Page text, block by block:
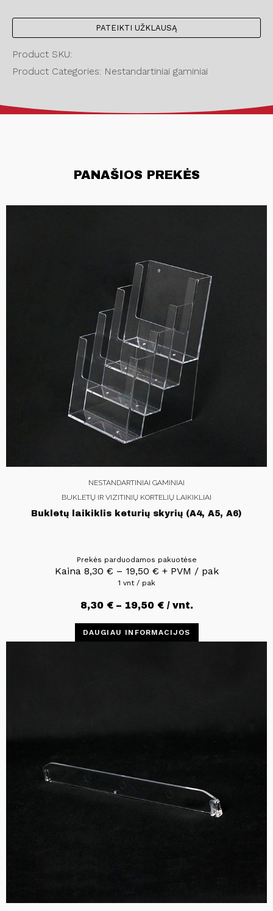
PATEIKTI UŽKLAUSĄ
Product SKU:
Product Categories: Nestandartiniai gaminiai
PANAŠIOS PREKĖS
NESTANDARTINIAI GAMINIAI
BUKLETŲ IR VIZITINIŲ KORTELIŲ LAIKIKLIAI
Bukletų laikiklis keturių skyrių (A4, A5, A6)
Prekės parduodamos pakuotėse
Kaina 8,30 € – 19,50 € + PVM / pak
1 vnt / pak
8,30 €– 19,50 €/ vnt.
DAUGIAU INFORMACIJOS